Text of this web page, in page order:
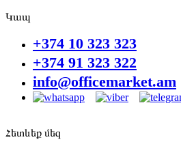
Կապ
+374 10 323 323
+374 91 323 322
info@officemarket.am
Հետևեք մեզ